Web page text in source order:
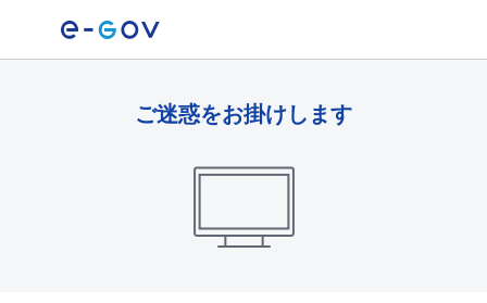
ご迷惑をお掛けします